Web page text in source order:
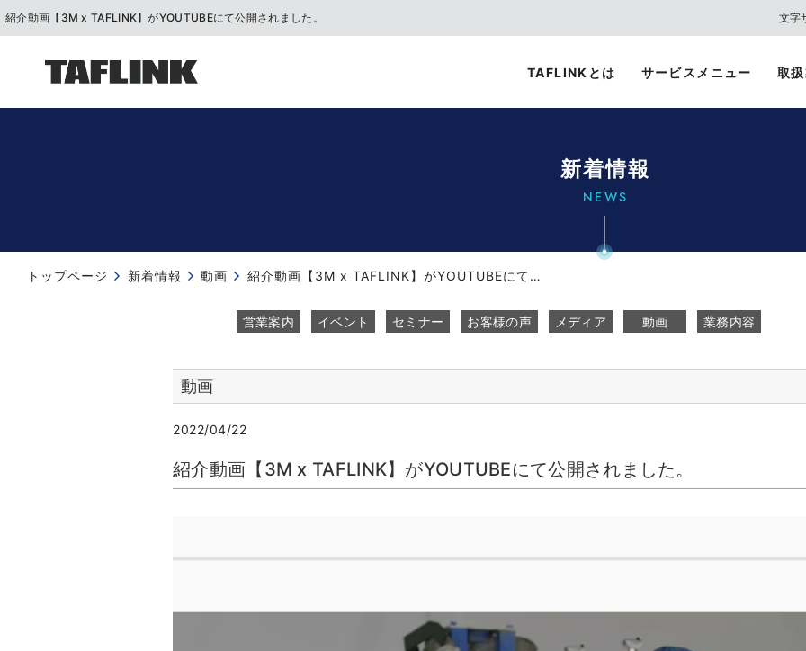
紹介動画【3M x TAFLINK】がYOUTUBEにて公開されました。 文字
TAFLINKとは サービスメニュー 取
新着情報
NEWS
トップページ 新着情報 動画 紹介動画【3M x TAFLINK】がYOUTUBEにて公開されました。
営業案内 イベント セミナー お客様の声 メディア 動画 業務内容
動画
2022/04/22
紹介動画【3M x TAFLINK】がYOUTUBEにて公開されました。